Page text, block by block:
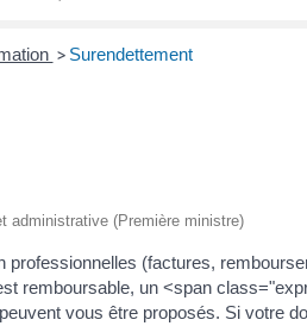
> Surendettement
administrative (Première ministre)
(factures,
remboursable, un <span
vous être proposés. Si votre